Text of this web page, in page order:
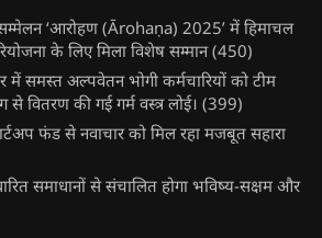
‘आरोहण (Ārohaṇa) 2025’ में हिमाचल
के लिए मिला विशेष सम्मान (450)
में समस्त अल्पवेतन भोगी कर्मचारियों को टीम
वितरण की गई गर्म वस्त्र लोई। (399)
फंड से नवाचार को मिल रहा मजबूत सहारा
समाधानों से संचालित होगा भविष्य-सक्षम और